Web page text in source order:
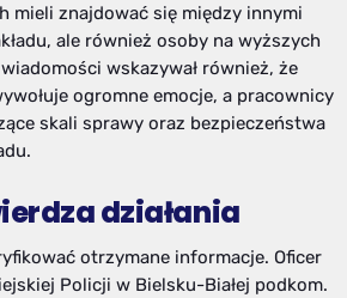
mieli znajdować się między innymi
ale również osoby na wyższych
wskazywał również, że
ogromne emocje, a pracownicy
skali sprawy oraz bezpieczeństwa
działania
otrzymane informacje. Oficer
Policji w Bielsku-Białej podkom.